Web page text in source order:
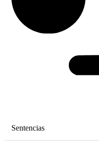
Sentencias